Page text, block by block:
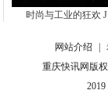
时尚与工业的狂欢 J
网站介绍
重庆快讯网版
2019